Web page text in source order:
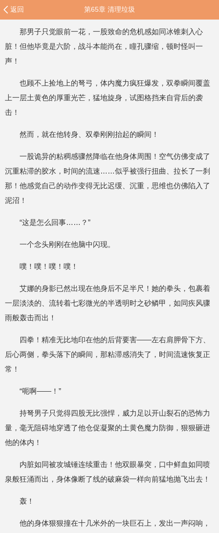
返回 第65章 清理垃圾
那男子只觉眼前一花，一股致命的危机感如同冰锥刺入心
脏！但他毕竟是六阶，战斗本能尚在，瞳孔骤缩，顿时怪叫一
声！
也顾不上捡地上的弩弓，体内魔力疯狂爆发，双拳瞬间覆盖
上一层土黄色的厚重光芒，猛地旋身，试图格挡来自背后的袭
击！
然而，就在他转身、双拳刚刚抬起的瞬间！
一股诡异的粘稠感骤然降临在他身体周围！空气仿佛变成了
沉重粘滞的胶水，时间的流速……似乎被强行扭曲、拉长了一刹
那！他感觉自己的动作变得无比迟缓、沉重，思维也仿佛陷入了
泥沼！
“这是怎么回事……？”
一个念头刚刚在他脑中闪现。
噗！噗！噗！噗！
艾娜的身影已然出现在他身后不足半尺！她的拳头，包裹着
一层淡淡的、流转着七彩微光的半透明时之砂鳞甲，如同疾风骤
雨般轰击而出！
四拳！精准无比地印在他的后背要害——左右肩胛骨下方、
后心两侧，拳头落下的瞬间，那粘滞感消失了，时间流速恢复正
常！
“呃啊——！”
持弩男子只觉得四股无比强悍，威力足以开山裂石的恐怖力
量，毫无阻碍地穿透了他仓促凝聚的土黄色魔力防御，狠狠砸进
他的体内！
内脏如同被攻城锤连续重击！他双眼暴突，口中鲜血如同喷
泉般狂涌而出，身体像断了线的破麻袋一样向前猛地抛飞出去！
轰！
他的身体狠狠撞在十几米外的一块巨石上，发出一声闷响，